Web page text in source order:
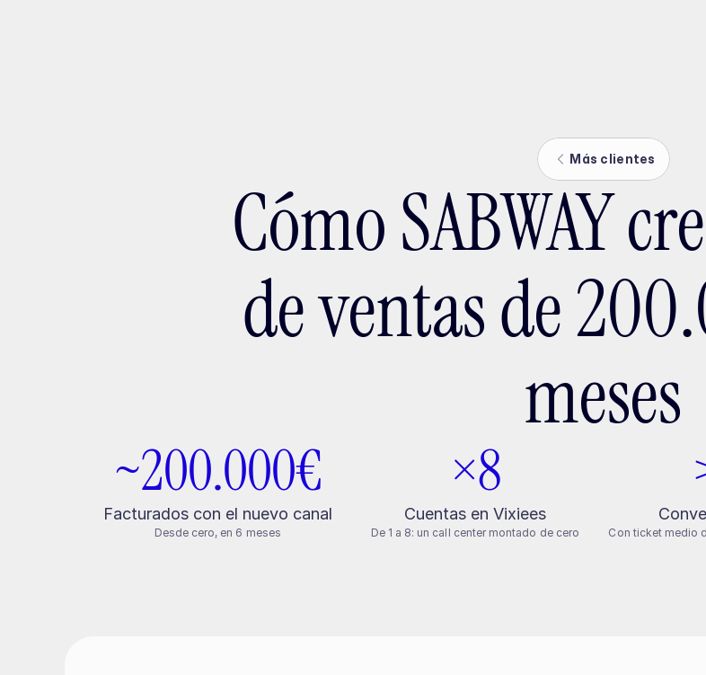
Más clientes
Cómo SABWAY
de ventas de
meses
~200.000€
Facturados con el nuevo canal
Desde cero, en 6 meses
×8
Cuentas en Vixiees
De 1 a 8: un call center montado de cero Con ticket medio